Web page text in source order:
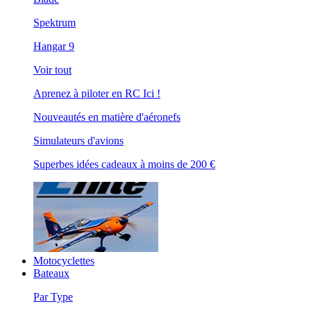
Spektrum
Hangar 9
Voir tout
Aprenez à piloter en RC Ici !
Nouveautés en matière d'aéronefs
Simulateurs d'avions
Superbes idées cadeaux à moins de 200 €
Motocyclettes
Bateaux
Par Type